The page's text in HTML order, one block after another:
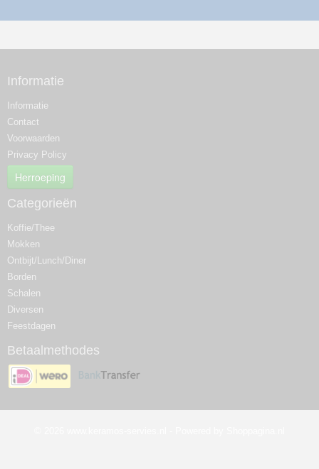
Informatie
Informatie
Contact
Voorwaarden
Privacy Policy
Herroeping
Categorieën
Koffie/Thee
Mokken
Ontbijt/Lunch/Diner
Borden
Schalen
Diversen
Feestdagen
Betaalmethodes